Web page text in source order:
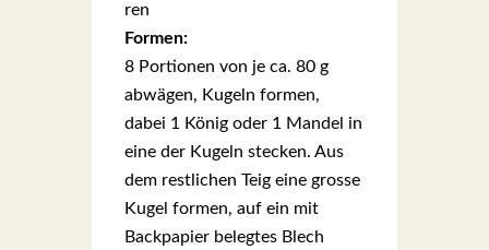
ren
For­men:
8 Por­tio­nen von je ca. 80 g
abwä­gen, Kugeln for­men,
dabei 1 König oder 1 Man­del in
eine der Kugeln ste­cken. Aus
dem rest­li­chen Teig eine gros­se
Kugel for­men, auf ein mit
Back­pa­pier beleg­tes Blech